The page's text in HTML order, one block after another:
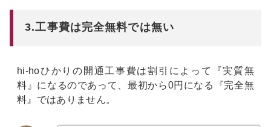
3.工事費は完全無料では無い
hi-hoひかりの開通工事費は割引によって『実質無
料』になるのであって、最初から0円になる『完全無
料』ではありません。